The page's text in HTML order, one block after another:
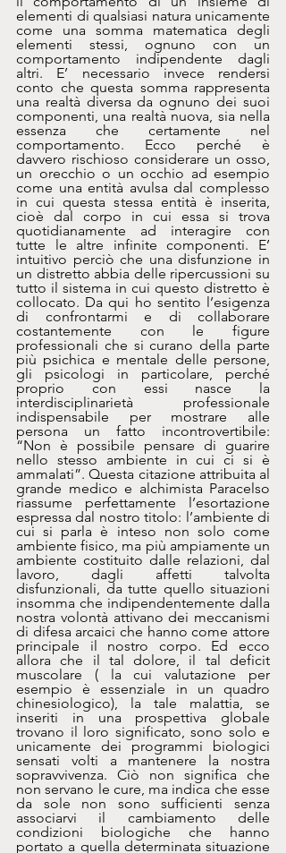
elementi di qualsiasi natura unicamente
come una somma matematica degli
elementi stessi, ognuno con un
comportamento indipendente dagli
altri. E’ necessario invece rendersi
conto che questa somma rappresenta
una realtà diversa da ognuno dei suoi
componenti, una realtà nuova, sia nella
essenza che certamente nel
comportamento. Ecco perché è
davvero rischioso considerare un osso,
un orecchio o un occhio ad esempio
come una entità avulsa dal complesso
in cui questa stessa entità è inserita,
cioè dal corpo in cui essa si trova
quotidianamente ad interagire con
tutte le altre infinite componenti. E’
intuitivo perciò che una disfunzione in
un distretto abbia delle ripercussioni su
tutto il sistema in cui questo distretto è
collocato. Da qui ho sentito l’esigenza
di confrontarmi e di collaborare
costantemente con le figure
professionali che si curano della parte
più psichica e mentale delle persone,
gli psicologi in particolare, perché
proprio con essi nasce la
interdisciplinarietà professionale
indispensabile per mostrare alle
persona un fatto incontrovertibile:
“Non è possibile pensare di guarire
nello stesso ambiente in cui ci si è
ammalati”. Questa citazione attribuita al
grande medico e alchimista Paracelso
riassume perfettamente l’esortazione
espressa dal nostro titolo: l’ambiente di
cui si parla è inteso non solo come
ambiente fisico, ma più ampiamente un
ambiente costituito dalle relazioni, dal
lavoro, dagli affetti talvolta
disfunzionali, da tutte quello situazioni
insomma che indipendentemente dalla
nostra volontà attivano dei meccanismi
di difesa arcaici che hanno come attore
principale il nostro corpo. Ed ecco
allora che il tal dolore, il tal deficit
muscolare ( la cui valutazione per
esempio è essenziale in un quadro
chinesiologico), la tale malattia, se
inseriti in una prospettiva globale
trovano il loro significato, sono solo e
unicamente dei programmi biologici
sensati volti a mantenere la nostra
sopravvivenza. Ciò non significa che
non servano le cure, ma indica che esse
da sole non sono sufficienti senza
associarvi il cambiamento delle
condizioni biologiche che hanno
portato a quella determinata situazione